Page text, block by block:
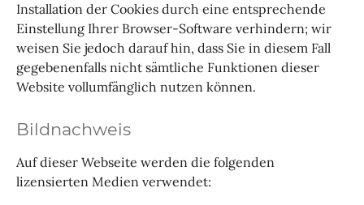
Installation der Cookies durch eine entsprechende
Einstellung Ihrer Browser-Software verhindern; wir
weisen Sie jedoch darauf hin, dass Sie in diesem Fall
gegebenenfalls nicht sämtliche Funktionen dieser
Website vollumfänglich nutzen können.
Bildnachweis
Auf dieser Webseite werden die folgenden
lizensierten Medien verwendet: